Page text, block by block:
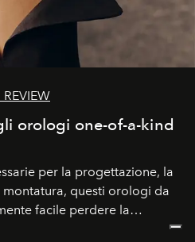
orologi one-of-a-kind
per la progettazione, la
questi orologi da
facile perdere la